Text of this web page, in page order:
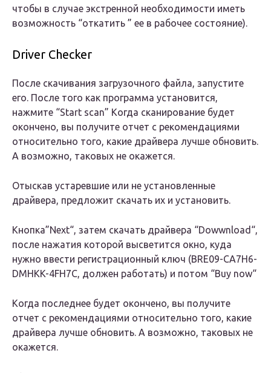
чтобы в случае экстренной необходимости иметь
возможность “откатить ” ее в рабочее состояние).
Driver Checker
После скачивания загрузочного файла, запустите
его. После того как программа установится,
нажмите “Start scan” Когда сканирование будет
окончено, вы получите отчет с рекомендациями
относительно того, какие драйвера лучше обновить.
А возможно, таковых не окажется.
Отыскав устаревшие или не установленные
драйвера, предложит скачать их и установить.
Кнопка”Next“, затем скачать драйвера “Dowwnload“,
после нажатия которой высветится окно, куда
нужно ввести регистрационный ключ (BRE09-CA7H6-
DMHKK-4FH7C, должен работать) и потом “Buy now“
Когда последнее будет окончено, вы получите
отчет с рекомендациями относительно того, какие
драйвера лучше обновить. А возможно, таковых не
окажется.